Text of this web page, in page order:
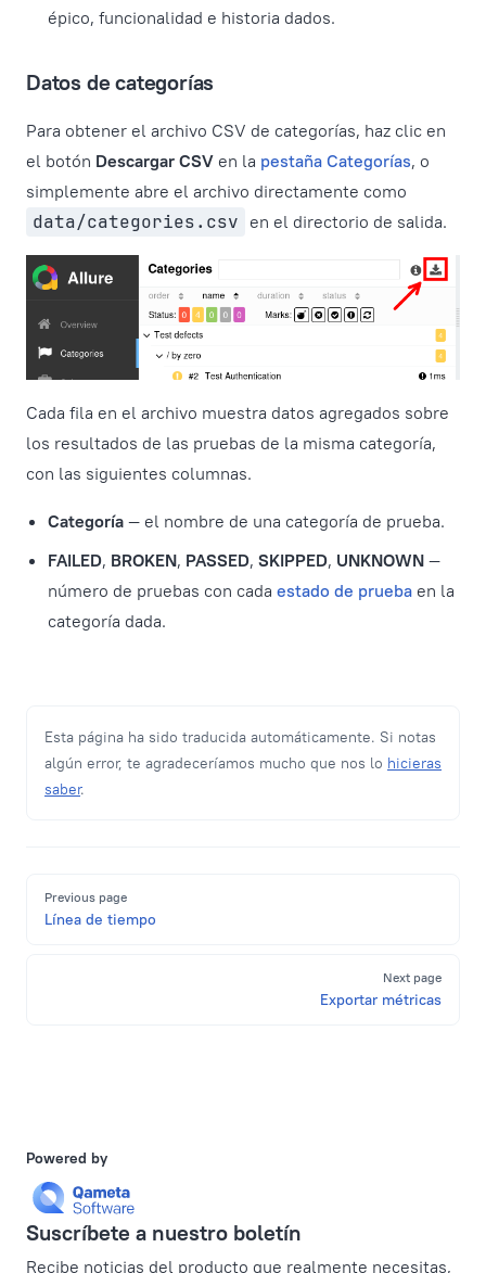
épico, funcionalidad e historia dados.
Datos de categorías
Para obtener el archivo CSV de categorías, haz clic en
el botón Descargar CSV en la pestaña Categorías, o
simplemente abre el archivo directamente como
data/categories.csv en el directorio de salida.
Cada fila en el archivo muestra datos agregados sobre
los resultados de las pruebas de la misma categoría,
con las siguientes columnas.
Categoría — el nombre de una categoría de prueba.
FAILED, BROKEN, PASSED, SKIPPED, UNKNOWN —
número de pruebas con cada estado de prueba en la
categoría dada.
Esta página ha sido traducida automáticamente. Si notas
algún error, te agradeceríamos mucho que nos lo hicieras
saber.
Previous page
Línea de tiempo
Next page
Exportar métricas
Powered by
Suscríbete a nuestro boletín
Recibe noticias del producto que realmente necesitas,